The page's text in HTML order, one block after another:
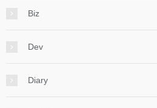
Biz
Dev
Diary